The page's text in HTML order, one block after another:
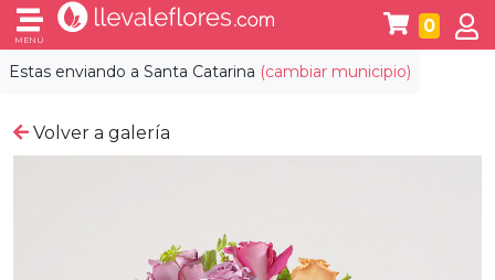
Estas enviando a Santa Catarina (cambiar municipio)
MENÚ
0
Volver a galería